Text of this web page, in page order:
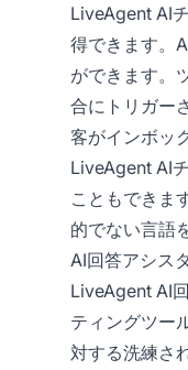
LiveAgent AI
得できます。
ができます。
合にトリガー
客がインボッ
LiveAgent AI
こともできま
的でない言語
AI回答アシス
LiveAgent AI
ティングツー
対する洗練さ